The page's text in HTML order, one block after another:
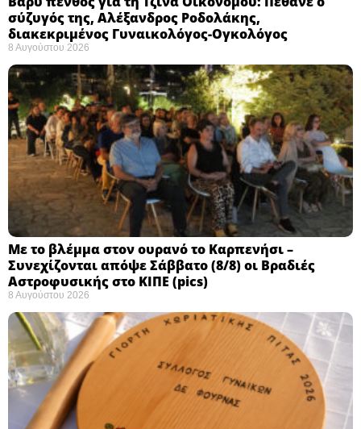
σύζυγός της, Αλέξανδρος Ροδολάκης,
διακεκριμένος Γυναικολόγος-Ογκολόγος
8 Αυγούστου 2026
Με το βλέμμα στον ουρανό το Καρπενήσι –
Συνεχίζονται απόψε Σάββατο (8/8) οι Βραδιές
Αστροφυσικής στο ΚΙΠΕ (pics)
8 Αυγούστου 2026